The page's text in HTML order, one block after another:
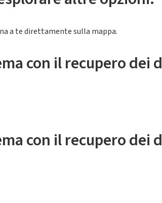
a te direttamente sulla mappa.
con il recupero dei
con il recupero dei